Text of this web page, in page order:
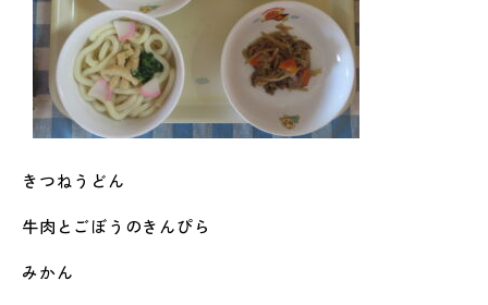
きつねうどん
牛肉とごぼうのきんぴら
みかん